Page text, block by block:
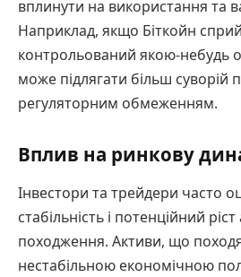
вплинути на використання та
Наприклад, якщо Біткойн
контрольований якою-небудь
може підлягати більш суворій
регуляторним обмеженням.
Вплив на ринкову
Інвестори та трейдери часто
стабільність і потенційний
походження. Активи, що
нестабільною економічною